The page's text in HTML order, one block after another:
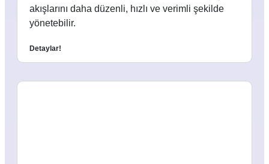
akışlarını daha düzenli, hızlı ve verimli şekilde
yönetebilir.
Detaylar!